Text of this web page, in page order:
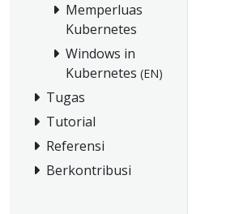
Memperluas
Kubernetes
Windows in
Kubernetes (EN)
Tugas
Tutorial
Referensi
Berkontribusi